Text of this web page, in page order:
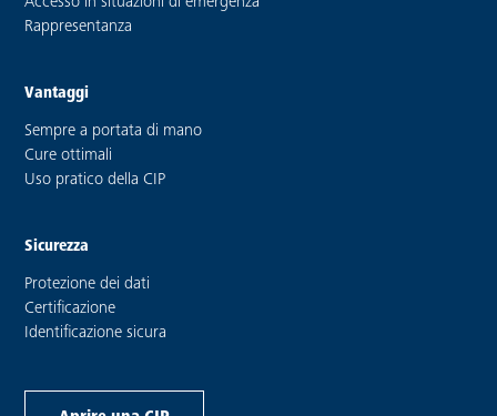
Rappresentanza
Vantaggi
Sempre a portata di mano
Cure ottimali
Uso pratico della CIP
Sicurezza
Protezione dei dati
Certificazione
Identificazione sicura